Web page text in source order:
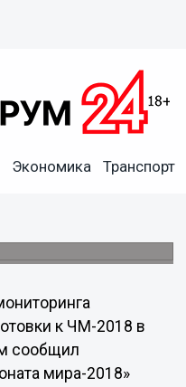
Экономика Транспорт
Нижнего
к ЧМ-2018 в
сообщил
мира-2018»